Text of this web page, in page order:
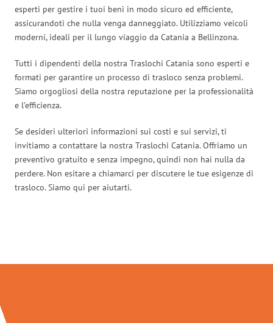
esperti per gestire i tuoi beni in modo sicuro ed efficiente,
assicurandoti che nulla venga danneggiato. Utilizziamo veicoli
moderni, ideali per il lungo viaggio da Catania a Bellinzona.
Tutti i dipendenti della nostra Traslochi Catania sono esperti e
formati per garantire un processo di trasloco senza problemi.
Siamo orgogliosi della nostra reputazione per la professionalità
e l’efficienza.
Se desideri ulteriori informazioni sui costi e sui servizi, ti
invitiamo a contattare la nostra Traslochi Catania. Offriamo un
preventivo gratuito e senza impegno, quindi non hai nulla da
perdere. Non esitare a chiamarci per discutere le tue esigenze di
trasloco. Siamo qui per aiutarti.